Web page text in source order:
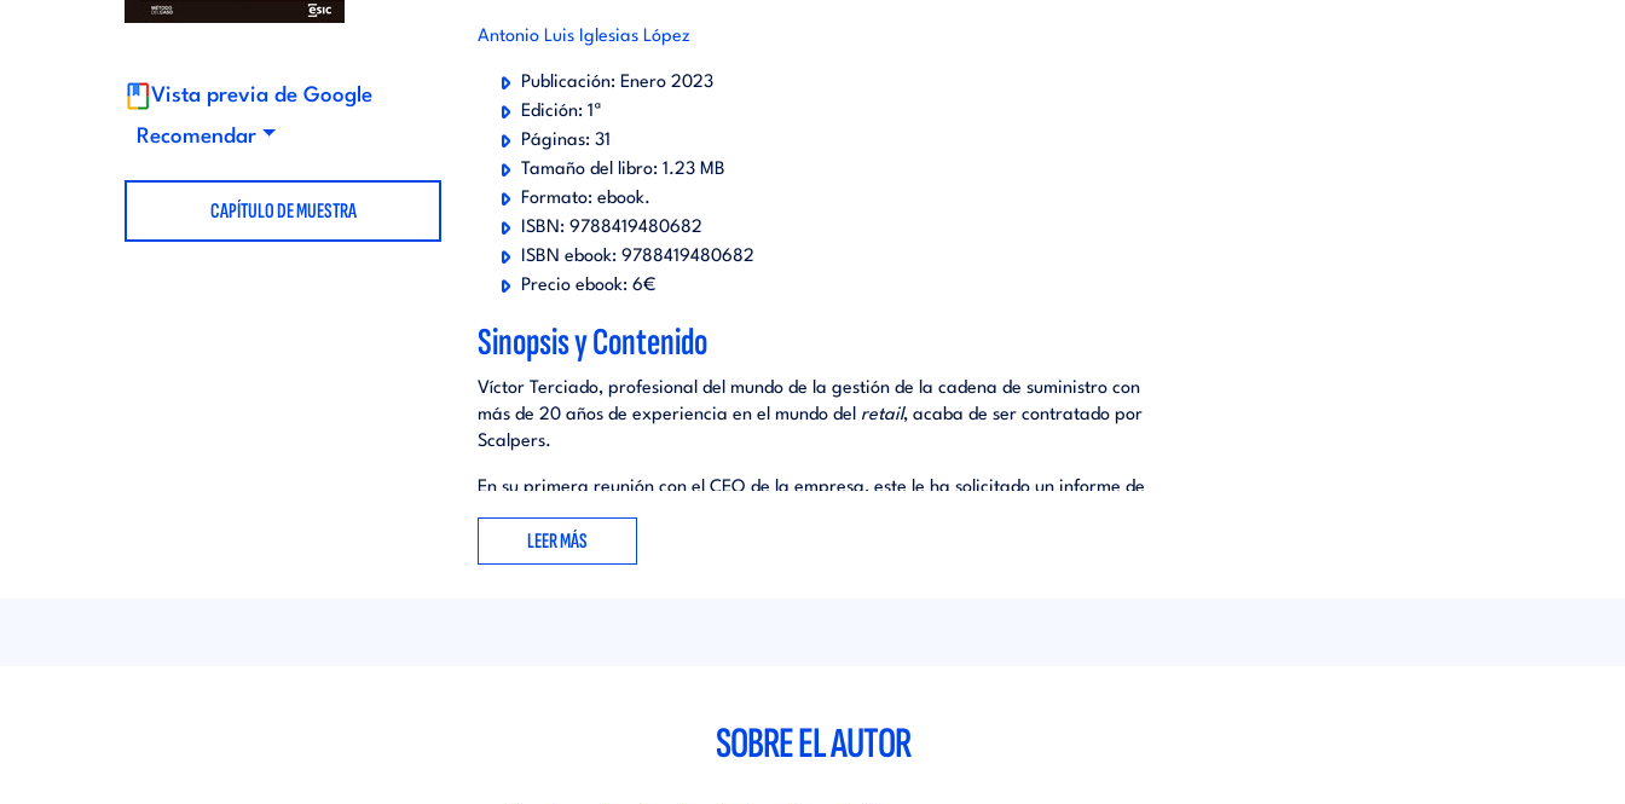
o
r
i
Vista previa de Google
Recomendar
CAPÍTULO DE MUESTRA
Antonio Luis Iglesias López
Publicación: Enero 2023
Edición: 1ª
Páginas: 31
Tamaño del libro: 1.23 MB
Formato: ebook.
ISBN: 9788419480682
ISBN ebook: 9788419480682
Precio ebook: 6€
Sinopsis y Contenido
Víctor Terciado, profesional del mundo de la gestión de la cadena de suministro con
más de 20 años de experiencia en el mundo del retail, acaba de ser contratado por
Scalpers.
En su primera reunión con el CEO de la empresa, este le ha solicitado un informe de
diagnóstico sobre la situación de la gestión de la cadena de suministro de la
empresa. Le piden que analice la situación desde su experiencia en otras empresas
deretaildel sector de la moda, así como con una de las habilidades por las cuales
LEER MÁS
SOBRE EL AUTOR